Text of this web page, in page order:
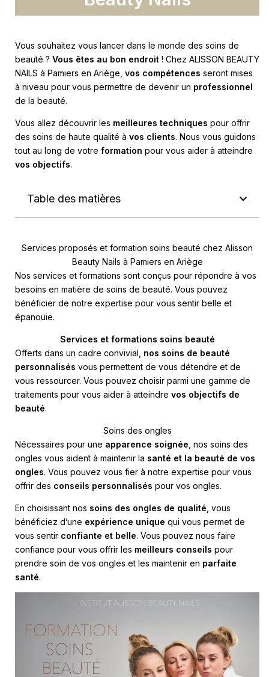
Vous souhaitez vous lancer dans le monde des soins de
beauté ? Vous êtes au bon endroit ! Chez ALISSON BEAUTY
NAILS à Pamiers en Ariège, vos compétences seront mises
à niveau pour vous permettre de devenir un professionnel
de la beauté.
Vous allez découvrir les meilleures techniques pour offrir
des soins de haute qualité à vos clients. Nous vous guidons
tout au long de votre formation pour vous aider à atteindre
vos objectifs.
Table des matières
Services proposés et formation soins beauté chez Alisson
Beauty Nails à Pamiers en Ariège
Nos services et formations sont conçus pour répondre à vos
besoins en matière de soins de beauté. Vous pouvez
bénéficier de notre expertise pour vous sentir belle et
épanouie.
Services et formations soins beauté
Offerts dans un cadre convivial, nos soins de beauté
personnalisés vous permettent de vous détendre et de
vous ressourcer. Vous pouvez choisir parmi une gamme de
traitements pour vous aider à atteindre vos objectifs de
beauté.
Soins des ongles
Nécessaires pour une apparence soignée , nos soins des
ongles vous aident à maintenir la santé et la beauté de vos
ongles. Vous pouvez vous fier à notre expertise pour vous
offrir des conseils personnalisés pour vos ongles.
En choisissant nos soins des ongles de qualité , vous
bénéficiez d’une expérience unique qui vous permet de
vous sentir confiante et belle. Vous pouvez nous faire
confiance pour vous offrir les meilleurs conseils pour
prendre soin de vos ongles et les maintenir en parfaite
santé.